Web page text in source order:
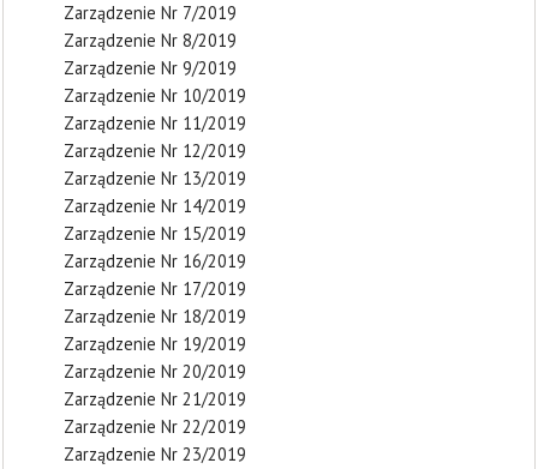
Zarządzenie Nr 7/2019
Zarządzenie Nr 8/2019
Zarządzenie Nr 9/2019
Zarządzenie Nr 10/2019
Zarządzenie Nr 11/2019
Zarządzenie Nr 12/2019
Zarządzenie Nr 13/2019
Zarządzenie Nr 14/2019
Zarządzenie Nr 15/2019
Zarządzenie Nr 16/2019
Zarządzenie Nr 17/2019
Zarządzenie Nr 18/2019
Zarządzenie Nr 19/2019
Zarządzenie Nr 20/2019
Zarządzenie Nr 21/2019
Zarządzenie Nr 22/2019
Zarządzenie Nr 23/2019